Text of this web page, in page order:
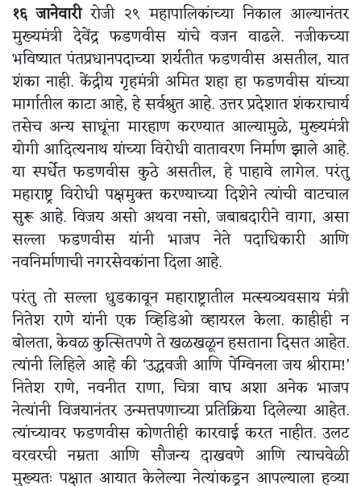
१६ जानेवारीरोजी २९ महापालिकांच्या निकाल आल्यानंतर
मुख्यमंत्री देवेंद्र फडणवीस यांचे वजन वाढले. नजीकच्या
भविष्यात पंतप्रधानपदाच्या शर्यतीत फडणवीस असतील, यात
शंका नाही. केंद्रीय गृहमंत्री अमित शहा हा फडणवीस यांच्या
मार्गातील काटा आहे, हे सर्वश्रुत आहे. उत्तर प्रदेशात शंकराचार्य
तसेच अन्य साधूंना मारहाण करण्यात आल्यामुळे, मुख्यमंत्री
योगी आदित्यनाथ यांच्या विरोधी वातावरण निर्माण झाले आहे.
या स्पर्धेत फडणवीस कुठे असतील, हे पाहावे लागेल. परंतु
महाराष्ट्र विरोधी पक्षमुक्त करण्याच्या दिशेने त्यांची वाटचाल
सुरू आहे. विजय असो अथवा नसो, जबाबदारीने वागा, असा
सल्ला फडणवीस यांनी भाजप नेते पदाधिकारी आणि
नवनिर्माणाची नगरसेवकांना दिला आहे.
परंतु तो सल्ला धुडकावून महाराष्ट्रातील मत्स्यव्यवसाय मंत्री
नितेश राणे यांनी एक व्हिडिओ व्हायरल केला. काहीही न
बोलता, केवळ कुत्सितपणे ते खळखळून हसताना दिसत आहेत.
त्यांनी लिहिले आहे की ‘उद्धवजी आणि पेंग्विनला जय श्रीराम!’
नितेश राणे, नवनीत राणा, चित्रा वाघ अशा अनेक भाजप
नेत्यांनी विजयानंतर उन्मत्तपणाच्या प्रतिक्रिया दिलेल्या आहेत.
त्यांच्यावर फडणवीस कोणतीही कारवाई करत नाहीत. उलट
वरवरची नम्रता आणि सौजन्य दाखवणे आणि त्याचवेळी
मुख्यतः पक्षात आयात केलेल्या नेत्यांकडून आपल्याला हव्या